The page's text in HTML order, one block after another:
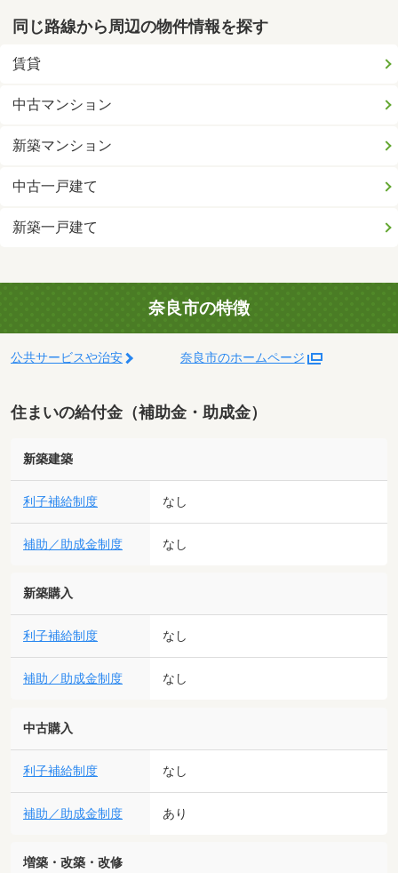
同じ路線から周辺の物件情報を探す
賃貸
中古マンション
新築マンション
中古一戸建て
新築一戸建て
奈良市の特徴
公共サービスや治安 奈良市のホームページ
住まいの給付金（補助金・助成金）
新築建築
利子補給制度 なし
補助／助成金制度 なし
新築購入
利子補給制度 なし
補助／助成金制度 なし
中古購入
利子補給制度 なし
補助／助成金制度 あり
増築・改築・改修